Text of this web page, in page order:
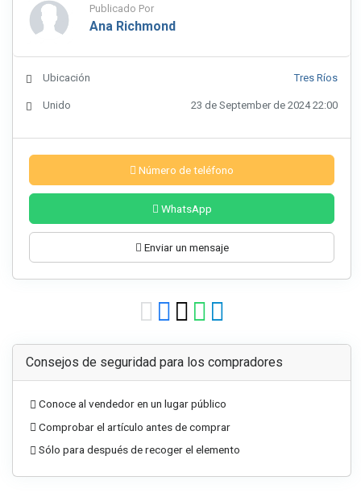
Publicado Por
Ana Richmond
Ubicación Tres Ríos
Unido 23 de September de 2024 22:00
Número de teléfono
WhatsApp
Enviar un mensaje
Consejos de seguridad para los compradores
Conoce al vendedor en un lugar público
Comprobar el artículo antes de comprar
Sólo para después de recoger el elemento